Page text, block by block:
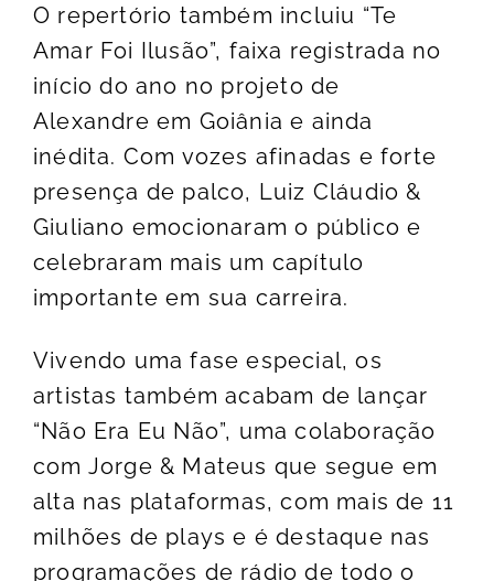
O repertório também incluiu “Te
Amar Foi Ilusão”, faixa registrada no
início do ano no projeto de
Alexandre em Goiânia e ainda
inédita. Com vozes afinadas e forte
presença de palco, Luiz Cláudio &
Giuliano emocionaram o público e
celebraram mais um capítulo
importante em sua carreira.
Vivendo uma fase especial, os
artistas também acabam de lançar
“Não Era Eu Não”, uma colaboração
com Jorge & Mateus que segue em
alta nas plataformas, com mais de 11
milhões de plays e é destaque nas
programações de rádio de todo o